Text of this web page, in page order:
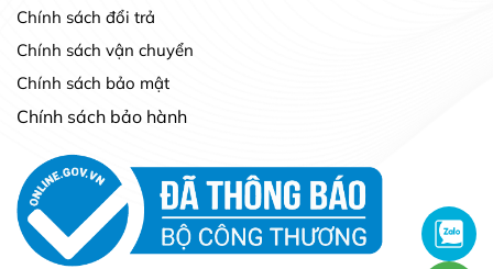
Chính sách đổi trả
Chính sách vận chuyển
Chính sách bảo mật
Chính sách bảo hành